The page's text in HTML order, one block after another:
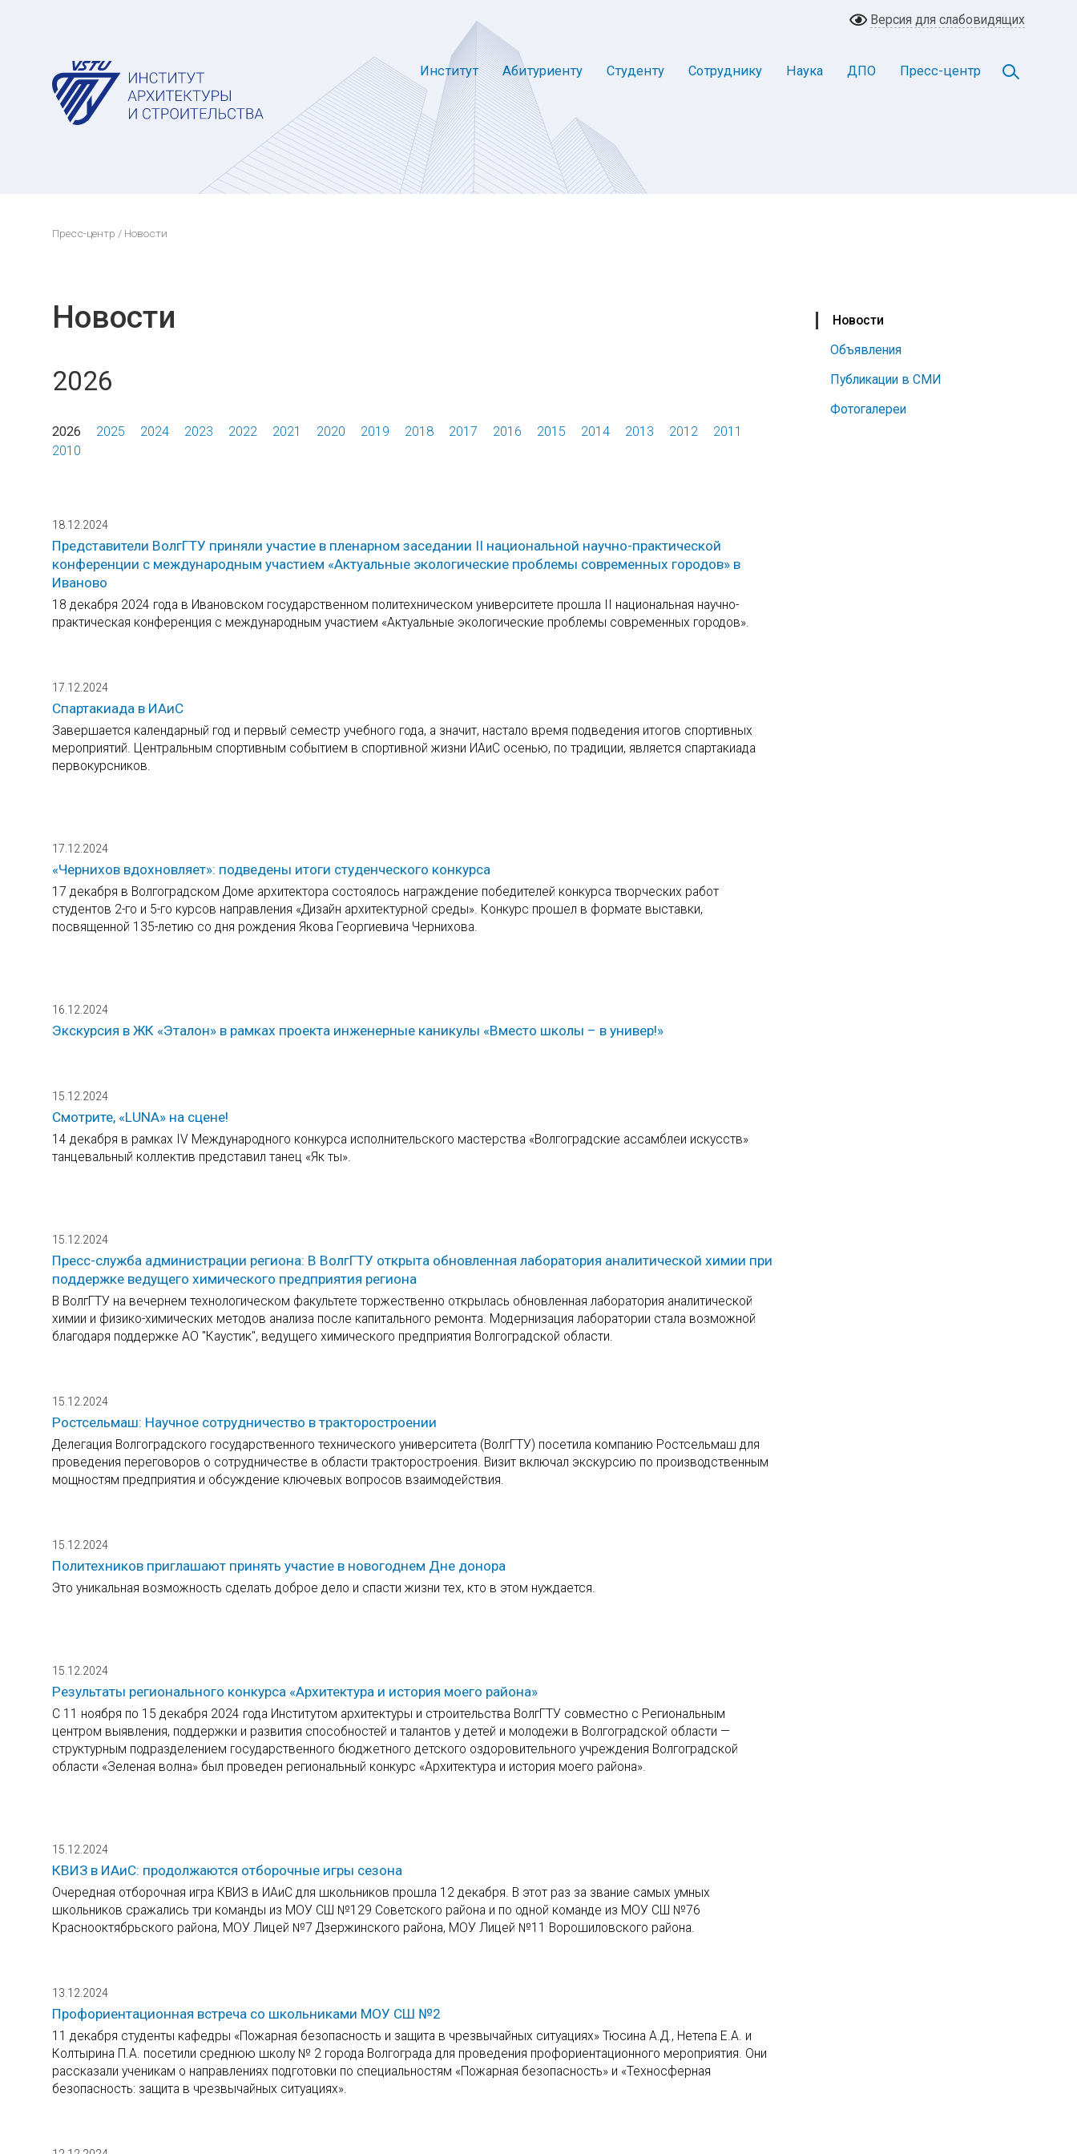
Версия для слабовидящих
Институт Абитуриенту Студенту Сотруднику Наука ДПО Пресс-центр
Пресс-центр / Новости
Новости
Объявления
Публикации в СМИ
Фотогалереи
Новости
2026
2026 2025 2024 2023 2022 2021 2020 2019 2018 2017 2016 2015 2014 2013 2012
2011
2010
18.12.2024
Представители ВолгГТУ приняли участие в пленарном заседании II национальной научно-практической
конференции с международным участием «Актуальные экологические проблемы современных городов» в
Иваново
18 декабря 2024 года в Ивановском государственном политехническом университете прошла II национальная научно-
практическая конференция с международным участием «Актуальные экологические проблемы современных городов» .
17.12.2024
Спартакиада в ИАиС
Завершается календарный год и первый семестр учебного года, а значит, настало время подведения итогов спортивных
мероприятий. Центральным спортивным событием в спортивной жизни ИАиС осенью, по традиции, является спартакиада
первокурсников.
17.12.2024
«Чернихов вдохновляет»: подведены итоги студенческого конкурса
17 декабря в Волгоградском Доме архитектора состоялось награждение победителей конкурса творческих работ
студентов 2-го и 5-го курсов направления «Дизайн архитектурной среды». Конкурс прошел в формате выставки,
посвященной 135-летию со дня рождения Якова Георгиевича Чернихова.
16.12.2024
Экскурсия в ЖК «Эталон» в рамках проекта инженерные каникулы «Вместо школы – в универ!»
15.12.2024
Смотрите, «LUNA» на сцене!
14 декабря в рамках IV Международного конкурса исполнительского мастерства «Волгоградские ассамблеи искусств»
танцевальный коллектив представил танец «Як ты».
15.12.2024
Пресс-служба администрации региона: В ВолгГТУ открыта обновленная лаборатория аналитической химии при
поддержке ведущего химического предприятия региона
В ВолгГТУ на вечернем технологическом факультете торжественно открылась обновленная лаборатория аналитической
химии и физико-химических методов анализа после капитального ремонта. Модернизация лаборатории стала возможной
благодаря поддержке АО "Каустик", ведущего химического предприятия Волгоградской области.
15.12.2024
Ростсельмаш: Научное сотрудничество в тракторостроении
Делегация Волгоградского государственного технического университета (ВолгГТУ) посетила компанию Ростсельмаш для
проведения переговоров о сотрудничестве в области тракторостроения. Визит включал экскурсию по производственным
мощностям предприятия и обсуждение ключевых вопросов взаимодействия.
15.12.2024
Политехников приглашают принять участие в новогоднем Дне донора
Это уникальная возможность сделать доброе дело и спасти жизни тех, кто в этом нуждается.
15.12.2024
Результаты регионального конкурса «Архитектура и история моего района»
С 11 ноября по 15 декабря 2024 года Институтом архитектуры и строительства ВолгГТУ совместно с Региональным
центром выявления, поддержки и развития способностей и талантов у детей и молодежи в Волгоградской области —
структурным подразделением государственного бюджетного детского оздоровительного учреждения Волгоградской
области «Зеленая волна» был проведен региональный конкурс «Архитектура и история моего района».
15.12.2024
КВИЗ в ИАиС: продолжаются отборочные игры сезона
Очередная отборочная игра КВИЗ в ИАиС для школьников прошла 12 декабря. В этот раз за звание самых умных
школьников сражались три команды из МОУ СШ №129 Советского района и по одной команде из МОУ СШ №76
Краснооктябрьского района, МОУ Лицей №7 Дзержинского района, МОУ Лицей №11 Ворошиловского района.
13.12.2024
Профориентационная встреча со школьниками МОУ СШ №2
11 декабря студенты кафедры «Пожарная безопасность и защита в чрезвычайных ситуациях» Тюсина А.Д., Нетепа Е.А. и
Колтырина П.А. посетили среднюю школу № 2 города Волгограда для проведения профориентационного мероприятия. Они
рассказали ученикам о направлениях подготовки по специальностям «Пожарная безопасность» и «Техносферная
безопасность: защита в чрезвычайных ситуациях».